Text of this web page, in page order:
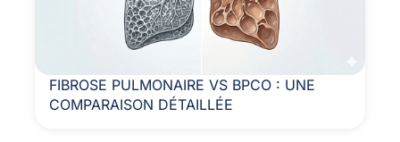
FIBROSE PULMONAIRE VS BPCO : UNE
COMPARAISON DÉTAILLÉE